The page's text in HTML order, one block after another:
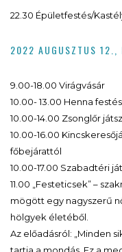
22.30 Épületfestés/
2022 AUGUSZTUS 12.,
9.00-18.00 Virágvásár
10.00- 13.00 Henna
10.00-14.00 Zsonglőr
10.00-16.00
főbejárattól
10.00-17.00 Szabadtéri
11.00 „Festeticsek” –
mögött egy nagyszerű
hölgyek életéből.
Az előadásról: „Minden